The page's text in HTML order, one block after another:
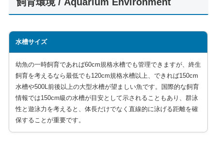
飼育環境 / Aquarium Environment
水槽サイズ
幼魚の一時飼育であれば60cm規格水槽でも管理できますが、終生
飼育を考えるなら最低でも120cm規格水槽以上、できれば150cm
水槽や500L前後以上の大型水槽が望ましい魚です。国際的な飼育
情報では150cm級の水槽が目安として示されることもあり、群泳
性と遊泳力を考えると、体長だけでなく直線的に泳げる距離を確
保することが重要です。